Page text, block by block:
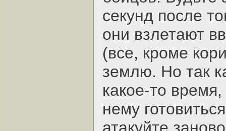
секунд после
они взлетают
(все, кроме
землю. Но так
какое-то
нему